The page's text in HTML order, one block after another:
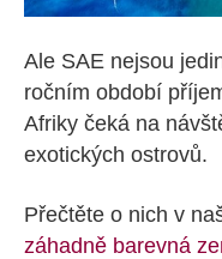
Ale SAE nejsou
ročním období
Afriky čeká na
exotických ostrovů.
Přečtěte o nich v
záhadně barevná